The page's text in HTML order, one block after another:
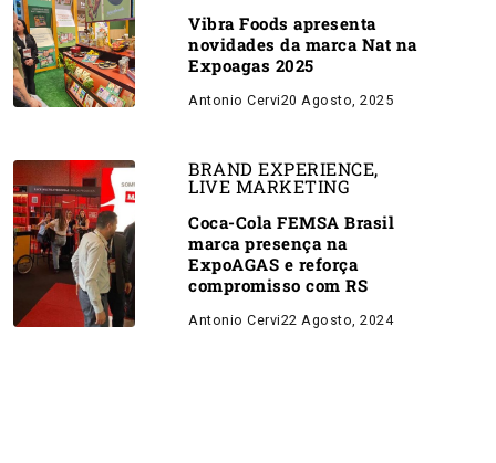
Vibra Foods apresenta
novidades da marca Nat na
Expoagas 2025
Antonio Cervi20 Agosto, 2025
BRAND EXPERIENCE,
LIVE MARKETING
Coca-Cola FEMSA Brasil
marca presença na
ExpoAGAS e reforça
compromisso com RS
Antonio Cervi22 Agosto, 2024